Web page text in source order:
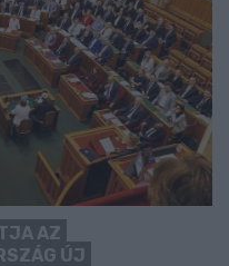
AZ
ÚJ